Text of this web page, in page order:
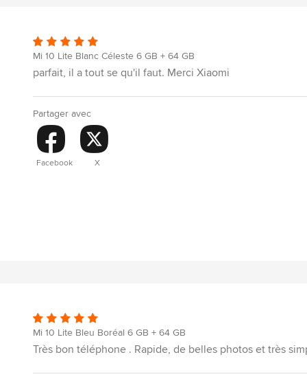
Mi 10 Lite Blanc Céleste 6 GB + 64 GB
parfait, il a tout se qu'il faut. Merci Xiaomi
Partager avec
Facebook X
Mi 10 Lite Bleu Boréal 6 GB + 64 GB
Très bon téléphone . Rapide, de belles photos et très